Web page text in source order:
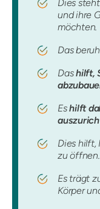
Dies
und ihre
möchten.
Das
Dashilft,
Eshilft
Dies hilft,
zu öffnen.
Es trägt
Körper